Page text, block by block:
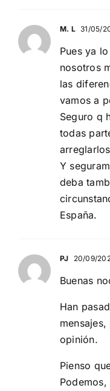
M. L 31/05/
Pues ya
nosotros
las
vamos a
Seguro q
todas
Y
deba
España.
PJ 20/09/
Buenas
Han
opinión.
Pienso